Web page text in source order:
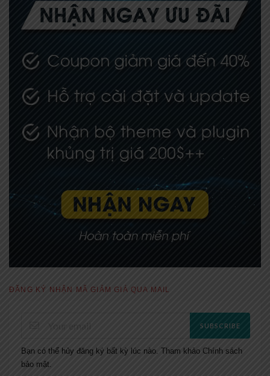
ĐĂNG KÝ NHẬN MÃ GIẢM GIÁ QUA MAIL
SUBSCRIBE
Bạn có thể hủy đăng ký bất kỳ lúc nào. Tham khảo Chính sách
bảo mật.